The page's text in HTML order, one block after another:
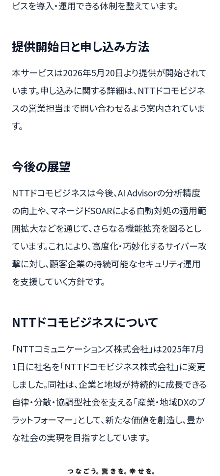
ビスを導入・運用できる体制を整えています。
提供開始日と申し込み方法
本サービスは2026年5月20日より提供が開始されて
います。申し込みに関する詳細は、NTTドコモビジネ
スの営業担当まで問い合わせるよう案内されていま
す。
今後の展望
NTTドコモビジネスは今後、AI Advisorの分析精度
の向上や、マネージドSOARによる自動対処の適用範
囲拡大などを通じて、さらなる機能拡充を図るとし
ています。これにより、高度化・巧妙化するサイバー攻
撃に対し、顧客企業の持続可能なセキュリティ運用
を支援していく方針です。
NTTドコモビジネスについて
「NTTコミュニケーションズ株式会社」は2025年7月
1日に社名を「NTTドコモビジネス株式会社」に変更
しました。同社は、企業と地域が持続的に成長できる
自律・分散・協調型社会を支える「産業・地域DXのプ
ラットフォーマー」として、新たな価値を創造し、豊か
な社会の実現を目指すとしています。